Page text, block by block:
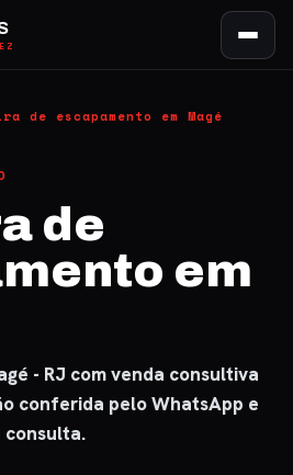
de escapamento em Magé
de
em
- RJ com venda consultiva
conferida pelo WhatsApp e
consulta.